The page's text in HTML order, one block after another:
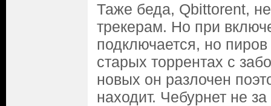
Таже беда, Qbittorent,
трекерам. Но при
подключается, но
старых торрентах с
новых он разлочен
находит. Чебурнет не